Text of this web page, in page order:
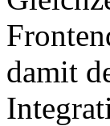
damit